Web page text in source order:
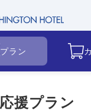
プラン
援プラン